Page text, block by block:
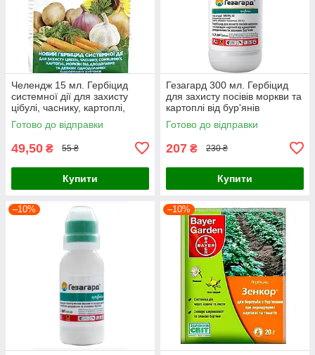
Челендж 15 мл. Гербіцид
системної дії для захисту
цібулі, часнику, картоплі,
моркви, соняшнику
Готово до відправки
49,50 ₴ 55 ₴
Купити
Гезагард 300 мл. Гербіцид
для захисту посівів моркви та
картоплі від бур'янів
Готово до відправки
207 ₴ 230 ₴
Купити
–10% –10%